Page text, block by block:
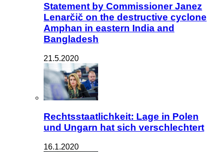
Statement by Commissioner Janez
Lenarčič on the destructive cyclone
Amphan in eastern India and
Bangladesh
21.5.2020
Rechtsstaatlichkeit: Lage in Polen
und Ungarn hat sich verschlechtert
16.1.2020